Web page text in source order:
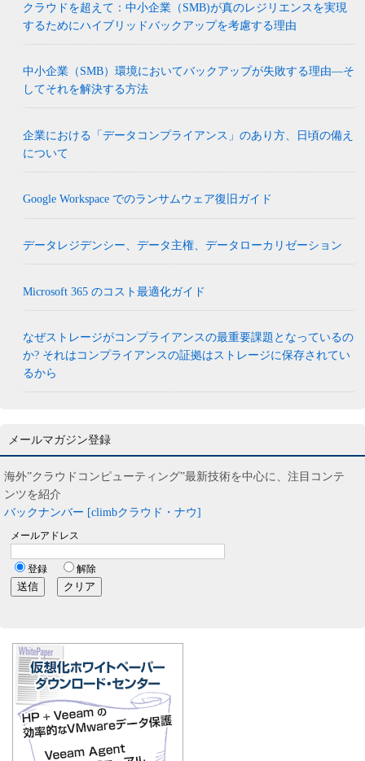
クラウドを超えて：中小企業（SMB)が真のレジリエンスを実現
するためにハイブリッドバックアップを考慮する理由
中小企業（SMB）環境においてバックアップが失敗する理由―そ
してそれを解決する方法
企業における「データコンプライアンス」のあり方、日頃の備え
について
Google Workspace でのランサムウェア復旧ガイド
データレジデンシー、データ主権、データローカリゼーション
Microsoft 365 のコスト最適化ガイド
なぜストレージがコンプライアンスの最重要課題となっているの
か? それはコンプライアンスの証拠はストレージに保存されてい
るから
メールマガジン登録
海外”クラウドコンピューティング”最新技術を中心に、注目コンテ
ンツを紹介
バックナンバー [climbクラウド・ナウ]